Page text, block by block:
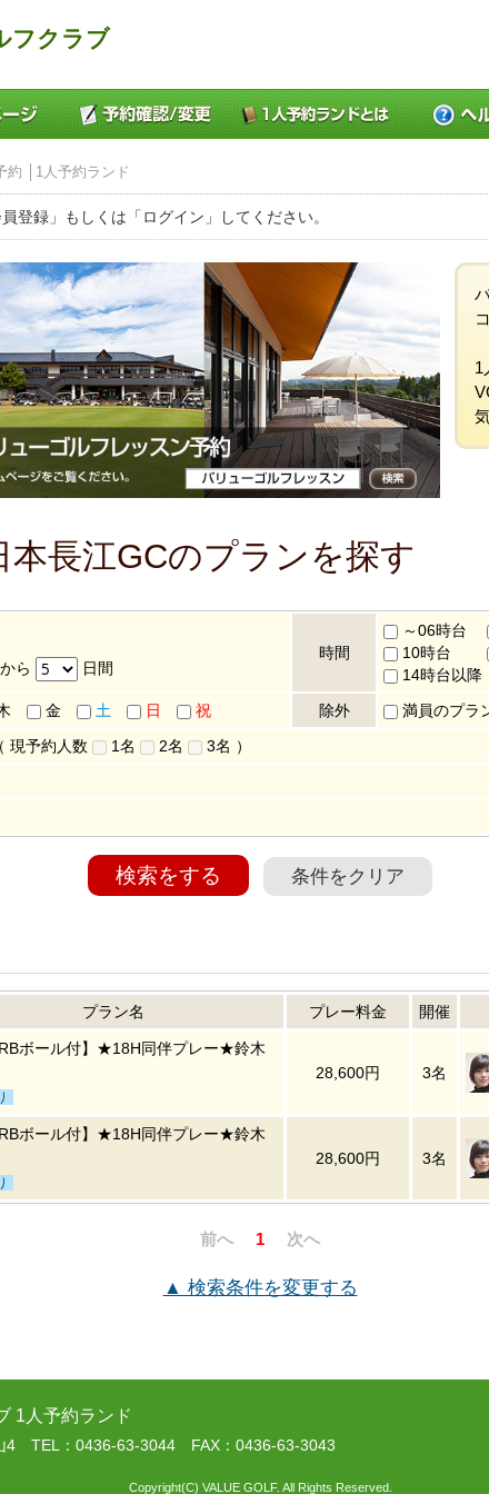
フクラブ
約 │1人予約ランド
登録」もしくは「ログイン」してください。
1
長江GCのプランを探す
から
日間
時間
～06時台
10時台
14時台以降
金 土 日 祝 除外
満員のプラ
現予約人数 1名 2名 3名 ）
検索をする 条件をクリア
プラン名 プレー料金 開催
ボール付】★18H同伴プレー★鈴木
28,600円 3名
ボール付】★18H同伴プレー★鈴木
28,600円 3名
前へ 1 次へ
▲ 検索条件を変更する
1人予約ランド
4 TEL：0436-63-3044 FAX：0436-63-3043
Copyright(C) VALUE GOLF. All Rights Reserved.